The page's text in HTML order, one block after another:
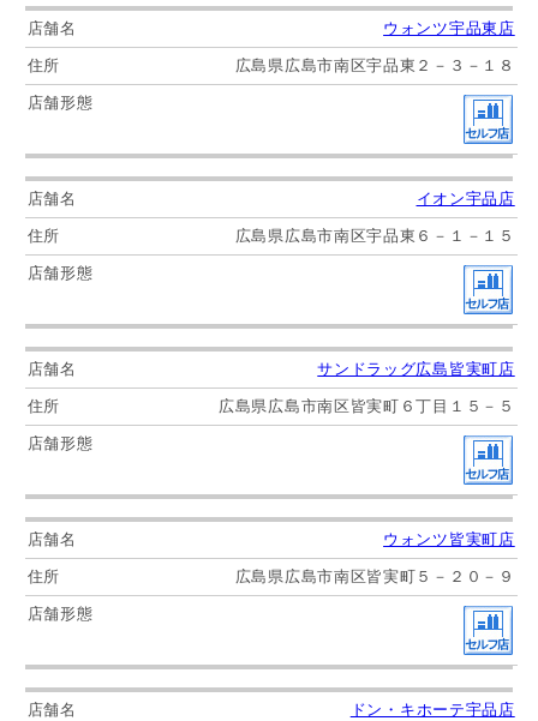
ウォンツ宇品東店
広島県広島市南区宇品東２－３－１８
イオン宇品店
広島県広島市南区宇品東６－１－１５
サンドラッグ広島皆実町店
広島県広島市南区皆実町６丁目１５－５
ウォンツ皆実町店
広島県広島市南区皆実町５－２０－９
ドン・キホーテ宇品店